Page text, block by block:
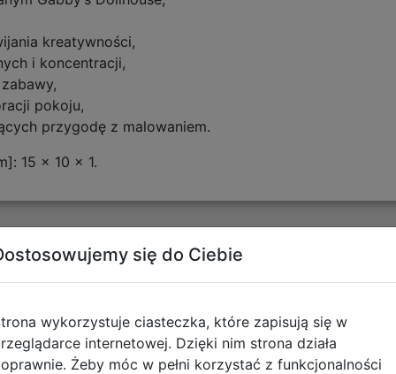
kreatywności,
i koncentracji,
pokoju,
przygodę z malowaniem.
15 x 10 x 1.
zgodności
Informacje o
Artykuły szkolne -
się do Ciebie
wykorzystuje ciasteczka, które zapisują się w
internetowej. Dzięki nim strona działa
Żeby móc w pełni korzystać z funkcjonalności